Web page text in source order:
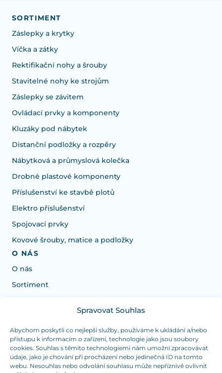
Spravovat Souhlas
Abychom poskytli co nejlepší služby, používáme k ukládání a/nebo
přístupu k informacím o zařízení, technologie jako jsou soubory
cookies. Souhlas s těmito technologiemi nám umožní zpracovávat
údaje, jako je chování při procházení nebo jedinečná ID na tomto
webu. Nesouhlas nebo odvolání souhlasu může nepříznivě ovlivnit
SORTIMENT
Záslepky a krytky
Víčka a zátky
Rektifikační nohy a šrouby
Stavitelné nohy ke strojům
Záslepky se závitem
Ovládací prvky a komponenty
Kluzáky pod nábytek
Distanční podložky a rozpěry
Nábytková a průmyslová kolečka
Drobné plastové komponenty
Příslušenství ke stavbě plotů
Elektro příslušenství
Spojovací prvky
Kovové šrouby, matice a podložky
O NÁS
O nás
Sortiment
Potřebujete poradit s výběrem?
Jsme tu pro vás Pondělí-Čtvrtek od: 7:30 - 15:30 hodin
a Pátek od 7:30 - 14:30 hodin
info@dualpraha.cz +420 725 802 767